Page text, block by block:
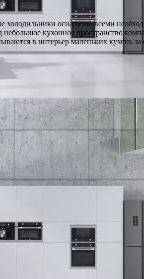
оснащены всеми
кухонное пространство
в интерьер маленьких кухонь